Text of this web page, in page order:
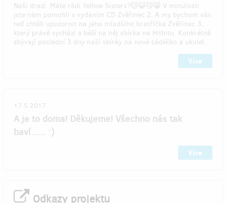
Naši drazí. Máte rádi Yellow Sisters?😽😺😼😸 V minulosti
jste nám pomohli s vydáním CD Zvěřinec 2. A my bychom vás
teď chtěli upozornit na jeho mladšího bratříčka Zvěřinec 3,
který právě vychází a běží na něj sbírka na Hithitu. Konkrétně
zbývají poslední 3 dny naší sbírky na nové cédéčko a ukulel…
Více
17.5.2017
A je to doma! Děkujeme! Všechno nás tak
baví...... :)
Více
Odkazy projektu